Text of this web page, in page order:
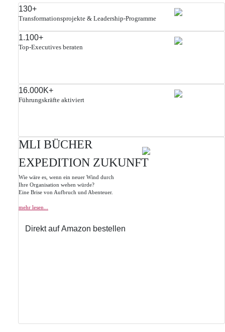
130+
Transformationsprojekte & Leadership-Programme
1.100+
Top-Executives beraten
16.000K+
Führungskräfte aktiviert
MLI BÜCHER
EXPEDITION ZUKUNFT
Wie wäre es, wenn ein neuer Wind durch
Ihre Organisation wehen würde?
Eine Brise von Aufbruch und Abenteuer.
mehr lesen...
Direkt auf Amazon bestellen